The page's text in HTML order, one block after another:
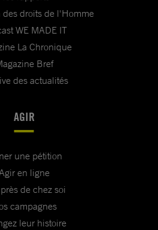
des droits de l'Homme
WE MADE IT
La Chronique
Bref
des actualités
AGIR
une pétition
en ligne
de chez soi
campagnes
leur histoire